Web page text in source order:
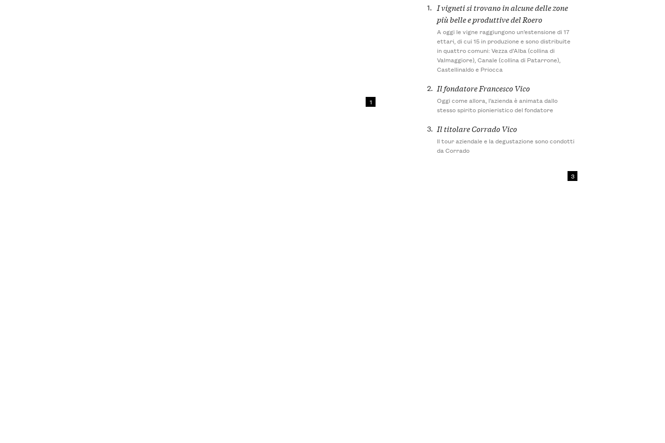
1
3
1. I vigneti si trovano in alcune delle zone
più belle e produttive del Roero
A oggi le vigne raggiungono un’estensione di 17
ettari, di cui 15 in produzione e sono distribuite
in quattro comuni: Vezza d’Alba (collina di
Valmaggiore), Canale (collina di Patarrone),
Castellinaldo e Priocca
2. Il fondatore Francesco Vico
Oggi come allora, l’azienda è animata dallo
stesso spirito pionieristico del fondatore
3. Il titolare Corrado Vico
Il tour aziendale e la degustazione sono condotti
da Corrado